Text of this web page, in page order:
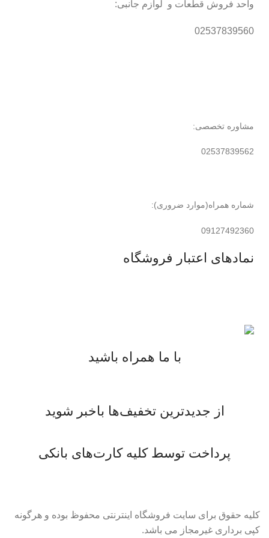
واحد فروش قطعات و لوازم جانبی:
02537839560
مشاوره تخصصی:
02537839562
شماره همراه(موارد ضروری):
09127492360
نمادهای اعتبار فروشگاه
با ما همراه باشید
از جدیدترین تخفیف‌ها باخبر شوید
پرداخت توسط کلیه کارت‌های بانکی
کلیه حقوق برای سایت فروشگاه اینترنتی محفوظ بوده و هرگونه
کپی برداری غیرمجاز می باشد.